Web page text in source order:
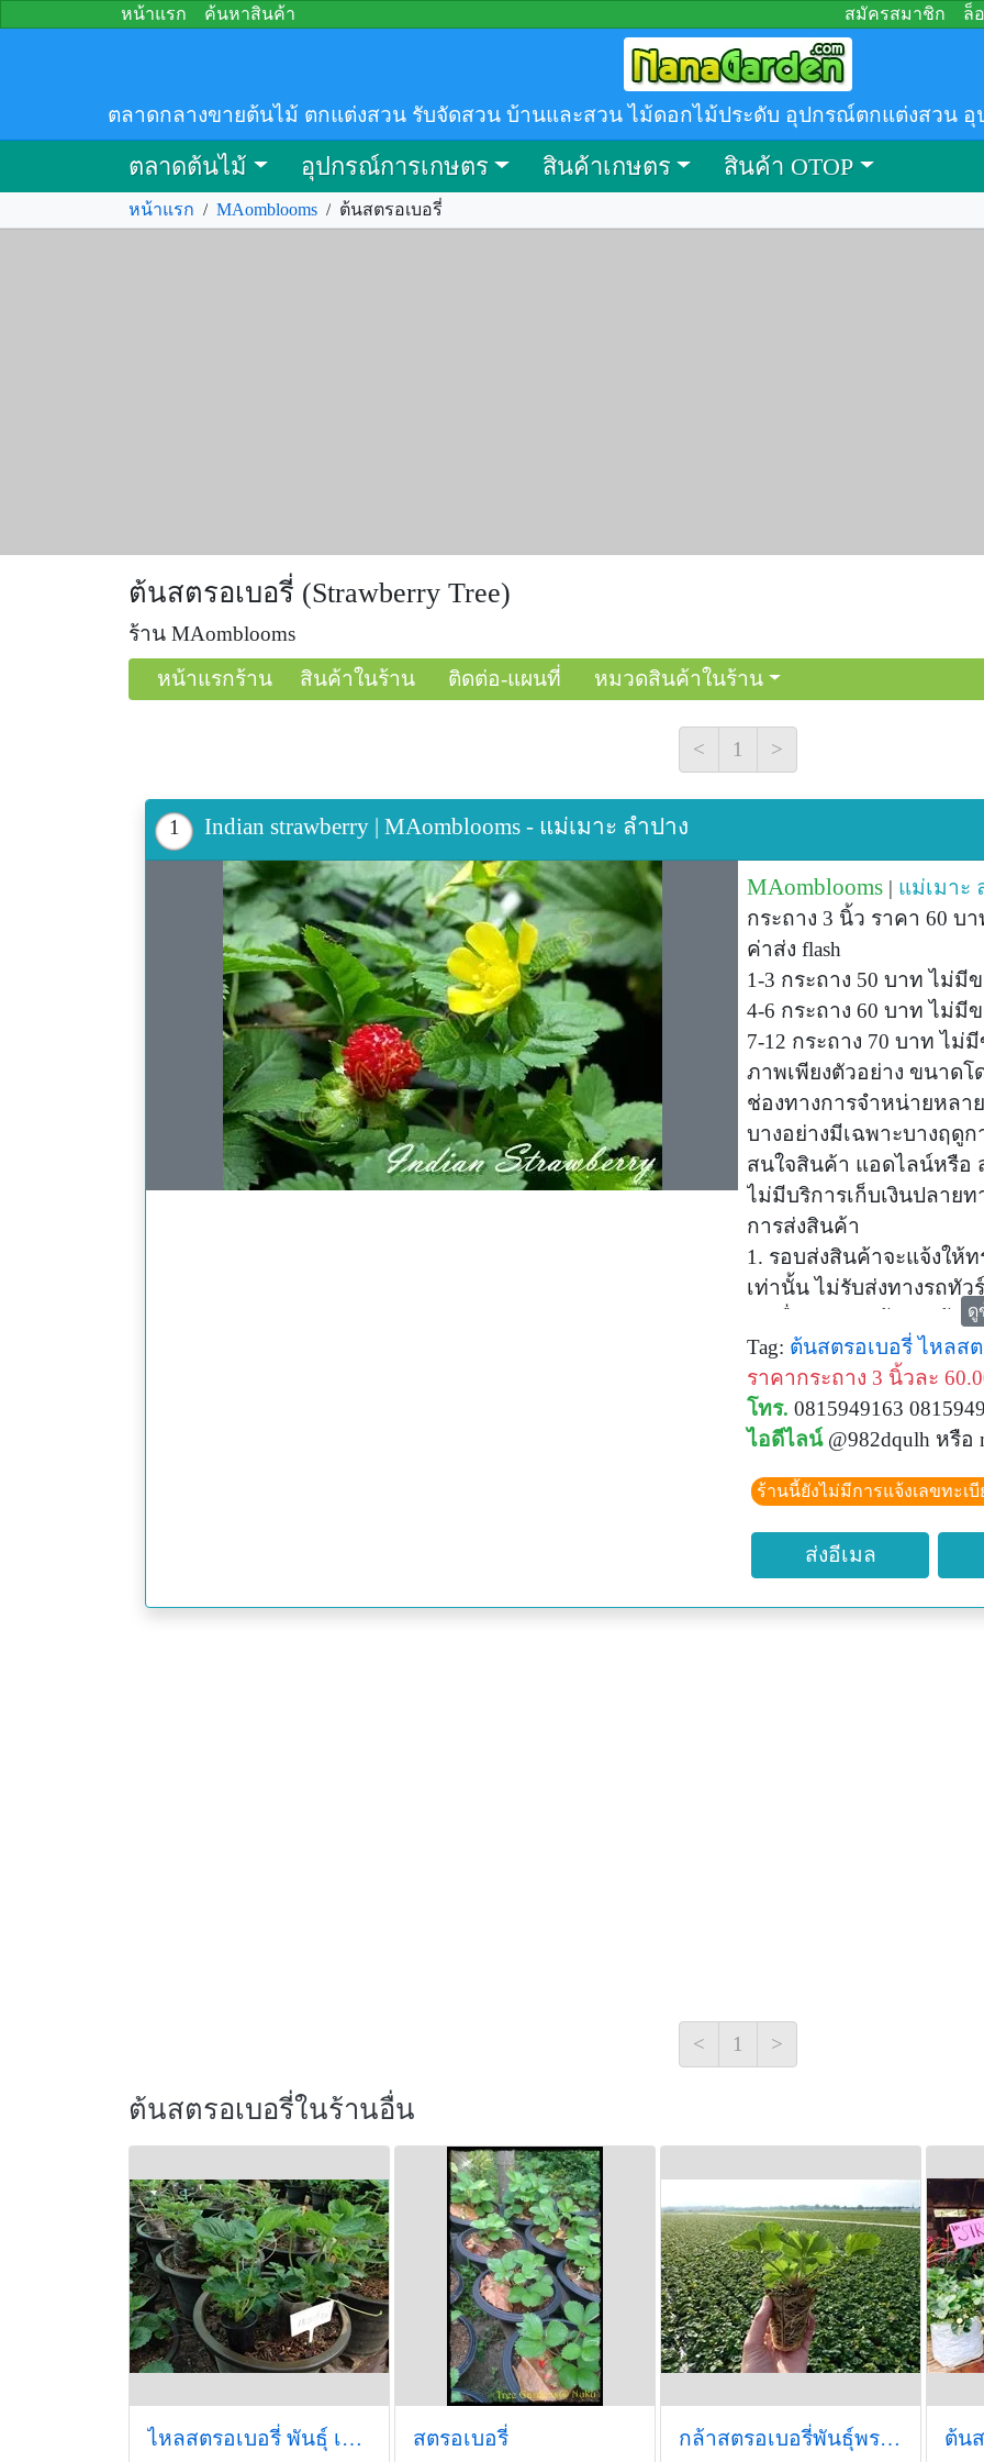
หน้าแรก ค้นหาสินค้า สมัครสมาชิก ล็
ตลาดกลางขายต้นไม้ ตกแต่งสวน รับจัดสวน บ้านและสวน ไม้ดอกไม้ประดับ อุปกรณ์ตกแต่งสวน อุ
ตลาดต้นไม้ อุปกรณ์การเกษตร สินค้าเกษตร สินค้า OTOP
หน้าแรก / MAomblooms / ต้นสตรอเบอรี่
ต้นสตรอเบอรี่ (Strawberry Tree)
ร้าน MAomblooms
หน้าแรกร้าน
สินค้าในร้าน ติดต่อ-แผนที่ หมวดสินค้าในร้าน
< 1 >
1 Indian strawberry | MAomblooms - แม่เมาะ ลำปาง
MAomblooms | แม่เมาะ
กระถาง 3 นิ้ว ราคา 60 บา
ค่าส่ง flash
1-3 กระถาง 50 บาท ไม่มี
4-6 กระถาง 60 บาท ไม่มี
7-12 กระถาง 70 บาท ไ
ภาพเพียงตัวอย่าง ขนาด
ช่องทางการจำหน่ายหลา
บางอย่างมีเฉพาะบางฤดูก
สนใจสินค้า แอดไลน์หรือ
ไม่มีบริการเก็บเงินปลายท
การส่งสินค้า
1. รอบส่งสินค้าจะแจ้งให้
เท่านั้น ไม่รับส่งทางรถทั
2. เมื่อส่งของแล้วจะแจ้ง
หรือเช้าอีกวัน
3. ท่านลูกค้าที่น่ารักต้องเ
หากมีอะไรแปลกๆ แจ้งได้
4. ถ้าโอนเงินมาแล้ว ภาย
แจ้งให้ทราบทันที
การรับประกันสินค้า / เค
1. ไม่รับแลกเปลี่ยน หรือ
2. แอฟริกันไวโอเลต สีอ
ติดต่อ MAomblooms [เอ็ม
ดู
Tag: ต้นสตรอเบอรี่ ไหลส
ราคากระถาง 3 นิ้วละ
โทร. 0815949163
ไอดีไลน์ @982dqulh หรือ
ร้านนี้ยังไม่มีการแจ้งเลขทะเ
ส่งอีเมล
< 1 >
ต้นสตรอเบอรี่ในร้านอื่น
ไหลสตรอเบอรี่ พันธุ์ เบลเยี่ยม สตรอเบอรี่ กล้าสตรอเบอรี่พันธุ์พระราชทาน80 พันธุ์หว ต้น